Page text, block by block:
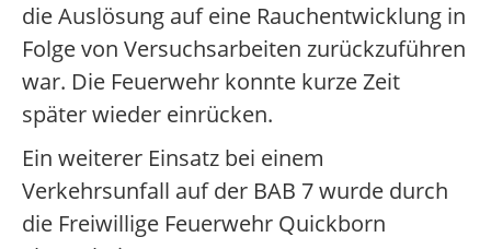
die Auslösung auf eine Rauchentwicklung in
Folge von Versuchsarbeiten zurückzuführen
war. Die Feuerwehr konnte kurze Zeit
später wieder einrücken.
Ein weiterer Einsatz bei einem
Verkehrsunfall auf der BAB 7 wurde durch
die Freiwillige Feuerwehr Quickborn